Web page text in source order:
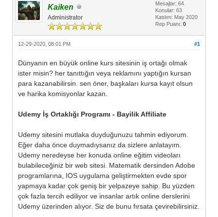
Kaiken
Administrator
Mesajlar: 64
Konular: 63
Katılım: May 2020
Rep Puanı: 0
#1
12-29-2020, 08:01 PM
Dünyanın en büyük online kurs sitesinin iş ortağı olmak
ister misin? her tanıttığın veya reklamını yaptığın kursan
para kazanabilirsin. sen öner, başkaları kursa kayıt olsun
ve harika komisyonlar kazan.
Udemy İş Ortaklığı Programı - Bayilik Affiliate
Udemy sitesini mutlaka duyduğunuzu tahmin ediyorum.
Eğer daha önce duymadıysanız da sizlere anlatayım.
Udemy neredeyse her konuda online eğitim videoları
bulabileceğiniz bir web sitesi. Matematik dersinden Adobe
programlarına, IOS uygulama geliştirmekten evde spor
yapmaya kadar çok geniş bir yelpazeye sahip. Bu yüzden
çok fazla tercih ediliyor ve insanlar artık online derslerini
Udemy üzerinden alıyor. Siz de bunu fırsata çevirebilirsiniz.